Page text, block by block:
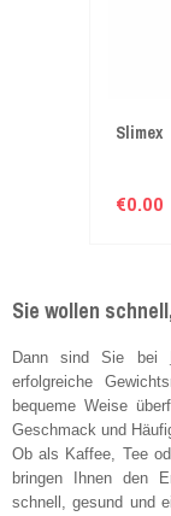
Slimex
€0.00
Sie wollen
Dann sind Sie bei
erfolgreiche
bequeme Weise
Geschmack und
Ob als Kaffee, Tee
bringen Ihnen den
schnell, gesund und